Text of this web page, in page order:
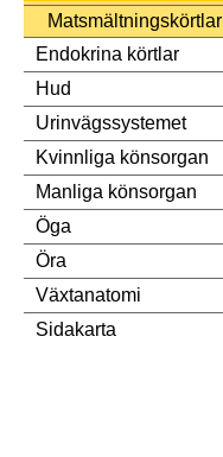
Matsmältningskörtlar
Endokrina körtlar
Hud
Urinvägssystemet
Kvinnliga könsorgan
Manliga könsorgan
Öga
Öra
Växtanatomi
Sidakarta